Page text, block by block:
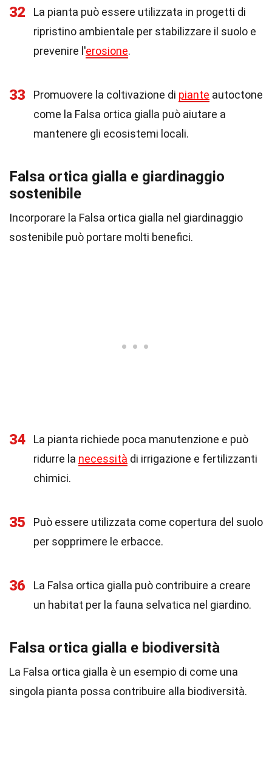
32
La pianta può essere utilizzata in progetti di
ripristino ambientale per stabilizzare il suolo e
prevenire l'erosione.
33 Promuovere la coltivazione di piante autoctone
come la Falsa ortica gialla può aiutare a
mantenere gli ecosistemi locali.
Falsa ortica gialla e giardinaggio
sostenibile
Incorporare la Falsa ortica gialla nel giardinaggio
sostenibile può portare molti benefici.
34
La pianta richiede poca manutenzione e può
ridurre la necessità di irrigazione e fertilizzanti
chimici.
35
Può essere utilizzata come copertura del suolo
per sopprimere le erbacce.
36
La Falsa ortica gialla può contribuire a creare
un habitat per la fauna selvatica nel giardino.
Falsa ortica gialla e biodiversità
La Falsa ortica gialla è un esempio di come una
singola pianta possa contribuire alla biodiversità.